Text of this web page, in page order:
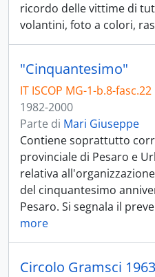
ricordo delle vittime di
volantini, foto a colori,
"Cinquantesimo"
IT ISCOP MG-1-b.8-fasc.22
1982-2000
Parte di Mari Giuseppe
Contiene soprattutto
provinciale di Pesaro e
relativa
del cinquantesimo
Pesaro. Si segnala il
more
Circolo Gramsci